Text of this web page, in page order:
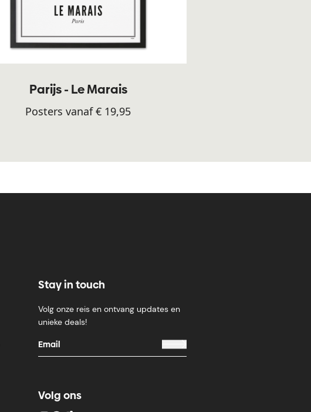
Parijs - Le Marais
Posters vanaf € 19,95
Stay in touch
Volg onze reis en ontvang updates en
unieke deals!
Volg ons